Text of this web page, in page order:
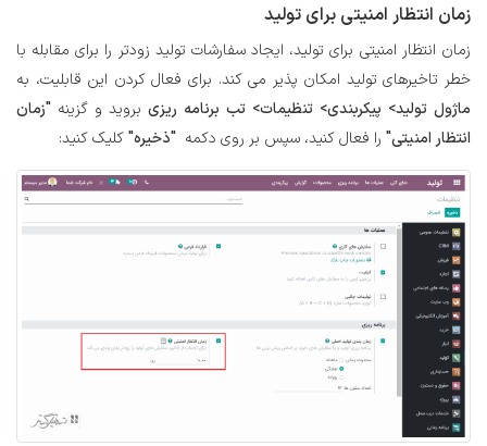
زمان انتظار امنیتی برای تولید
زمان انتظار امنیتی برای تولید، ایجاد سفارشات تولید زودتر را برای مقابله با
خطر تاخیرهای تولید امکان پذیر می کند. برای فعال کردن این قابلیت، به
ماژول تولید> پیکربندی> تنظیمات> تب برنامه ریزی بروید و گزینه "زمان
انتظار امنیتی" را فعال کنید، سپس بر روی دکمه "ذخیره"کلیک کنید: